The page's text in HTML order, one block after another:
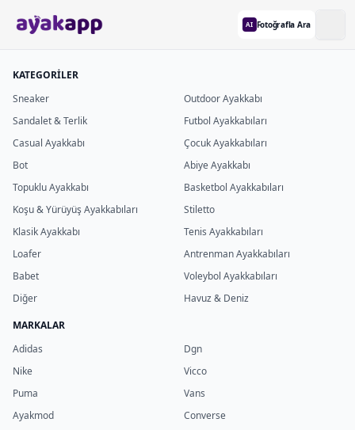
AI Fotoğrafla Ara
KATEGORİLER
Sneaker
Sandalet & Terlik
Casual Ayakkabı
Bot
Topuklu Ayakkabı
Koşu & Yürüyüş Ayakkabıları
Klasik Ayakkabı
Loafer
Babet
Diğer
Outdoor Ayakkabı
Futbol Ayakkabıları
Çocuk Ayakkabıları
Abiye Ayakkabı
Basketbol Ayakkabıları
Stiletto
Tenis Ayakkabıları
Antrenman Ayakkabıları
Voleybol Ayakkabıları
Havuz & Deniz
MARKALAR
Adidas
Nike
Puma
Ayakmod
Dgn
Vicco
Vans
Converse